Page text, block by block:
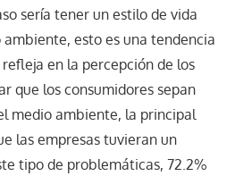
sería tener un estilo de vida
esto es una tendencia
en la percepción de los
que los consumidores sepan
medio ambiente, la principal
las empresas tuvieran un
tipo de problemáticas, 72.2%